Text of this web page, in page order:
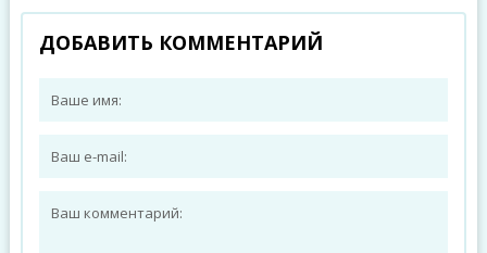
ДОБАВИТЬ КОММЕНТАРИЙ